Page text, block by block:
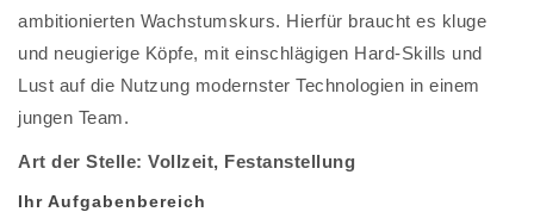
ambitionierten Wachstumskurs. Hierfür braucht es kluge
und neugierige Köpfe, mit einschlägigen Hard-Skills und
Lust auf die Nutzung modernster Technologien in einem
jungen Team.
Art der Stelle: Vollzeit, Festanstellung
Ihr Aufgabenbereich